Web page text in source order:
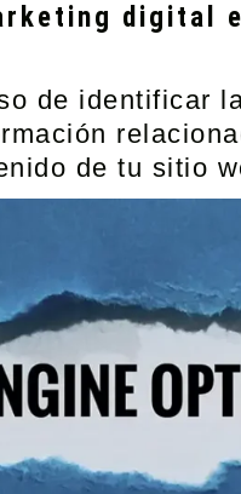
digital
de identificar
de tu sitio